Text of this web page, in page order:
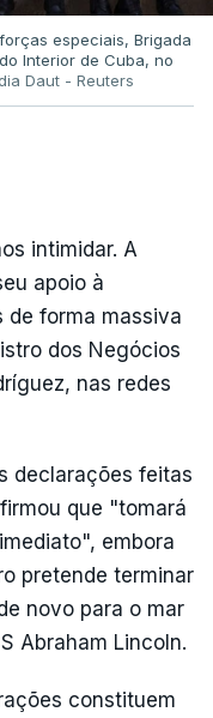
especiais, Brigada
Interior de Cuba, no
Daut - Reuters
intimidar. A
apoio à
de forma massiva
dos Negócios
nas redes
declarações feitas
que "tomará
embora
pretende terminar
novo para o mar
Abraham Lincoln.
constituem